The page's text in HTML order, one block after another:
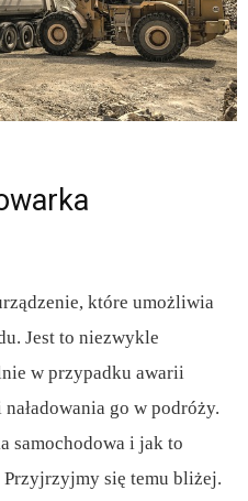
które umożliwia
Jest to niezwykle
w przypadku awarii
go w podróży.
samochodowa i jak to
Przyjrzyjmy się temu bliżej.